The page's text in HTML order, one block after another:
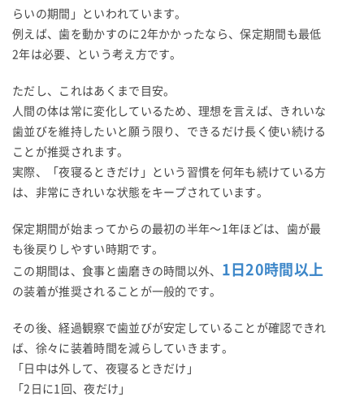
らいの期間」といわれています。
例えば、歯を動かすのに2年かかったなら、保定期間も最低
2年は必要、という考え方です。
ただし、これはあくまで目安。
人間の体は常に変化しているため、理想を言えば、きれいな
歯並びを維持したいと願う限り、できるだけ長く使い続ける
ことが推奨されます。
実際、「夜寝るときだけ」という習慣を何年も続けている方
は、非常にきれいな状態をキープされています。
保定期間が始まってからの最初の半年〜1年ほどは、歯が最
も後戻りしやすい時期です。
この期間は、食事と歯磨きの時間以外、
1日20時間以上
の装着が推奨されることが一般的です。
その後、経過観察で歯並びが安定していることが確認できれ
ば、徐々に装着時間を減らしていきます。
「日中は外して、夜寝るときだけ」
「2日に1回、夜だけ」